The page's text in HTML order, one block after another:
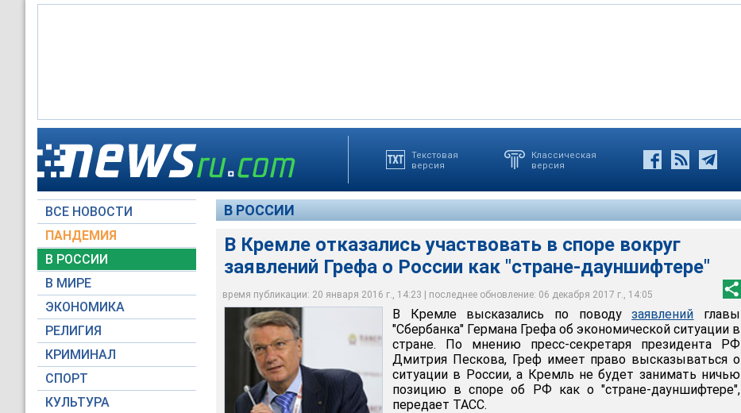
Текстовая
версия
Классическая
версия
ВСЕ НОВОСТИ
ПАНДЕМИЯ
В РОССИИ
В МИРЕ
ЭКОНОМИКА
РЕЛИГИЯ
КРИМИНАЛ
СПОРТ
КУЛЬТУРА
В РОССИИ
В Кремле отказались участвовать в споре вокруг
заявлений Грефа о России как "стране-дауншифтере"
время публикации: 20 января 2016 г., 14:23 | последнее обновление: 06 декабря 2017 г., 14:05
В Кремле высказались по поводу заявлений главы "Сбербанка" Германа Грефа об
экономической ситуации в стране
Reuters
В Кремле высказались по поводузаявлений главы
"Сбербанка" Германа Грефа об экономической ситуации в
стране. По мнению пресс-секретаря президента РФ
Дмитрия Пескова, Греф имеет право высказываться о
ситуации в России, а Кремль не будет занимать ничью
позицию в споре об РФ как о "стране-дауншифтере",
передает ТАСС.